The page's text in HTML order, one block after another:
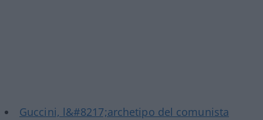
Guccini, l&#8217;archetipo del comunista